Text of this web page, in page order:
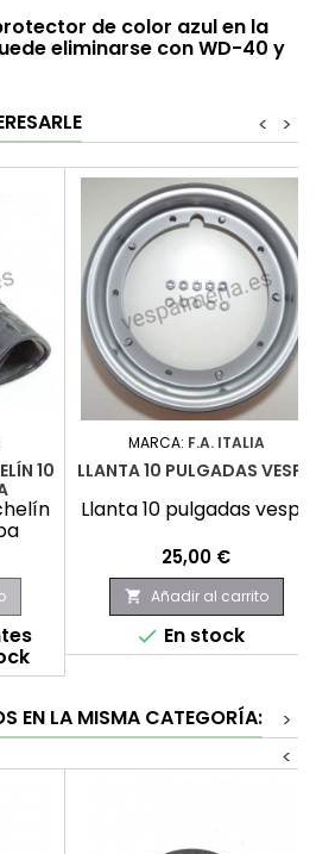
de color azul en la
eliminarse con WD-40 y
>
<
10
MARCA: F.A. ITALIA
LLANTA 10 PULGADAS VESPA
Llanta 10 pulgadas vespa
Precio
25,00 €
 Añadir al carrito
 En stock
EN LA MISMA CATEGORÍA:
>
<